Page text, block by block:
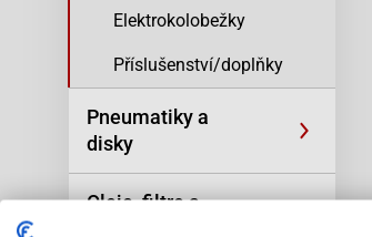
Elektrokolobežky
Příslušenství/doplňky
Pneumatiky a
disky
Oleje, filtre a